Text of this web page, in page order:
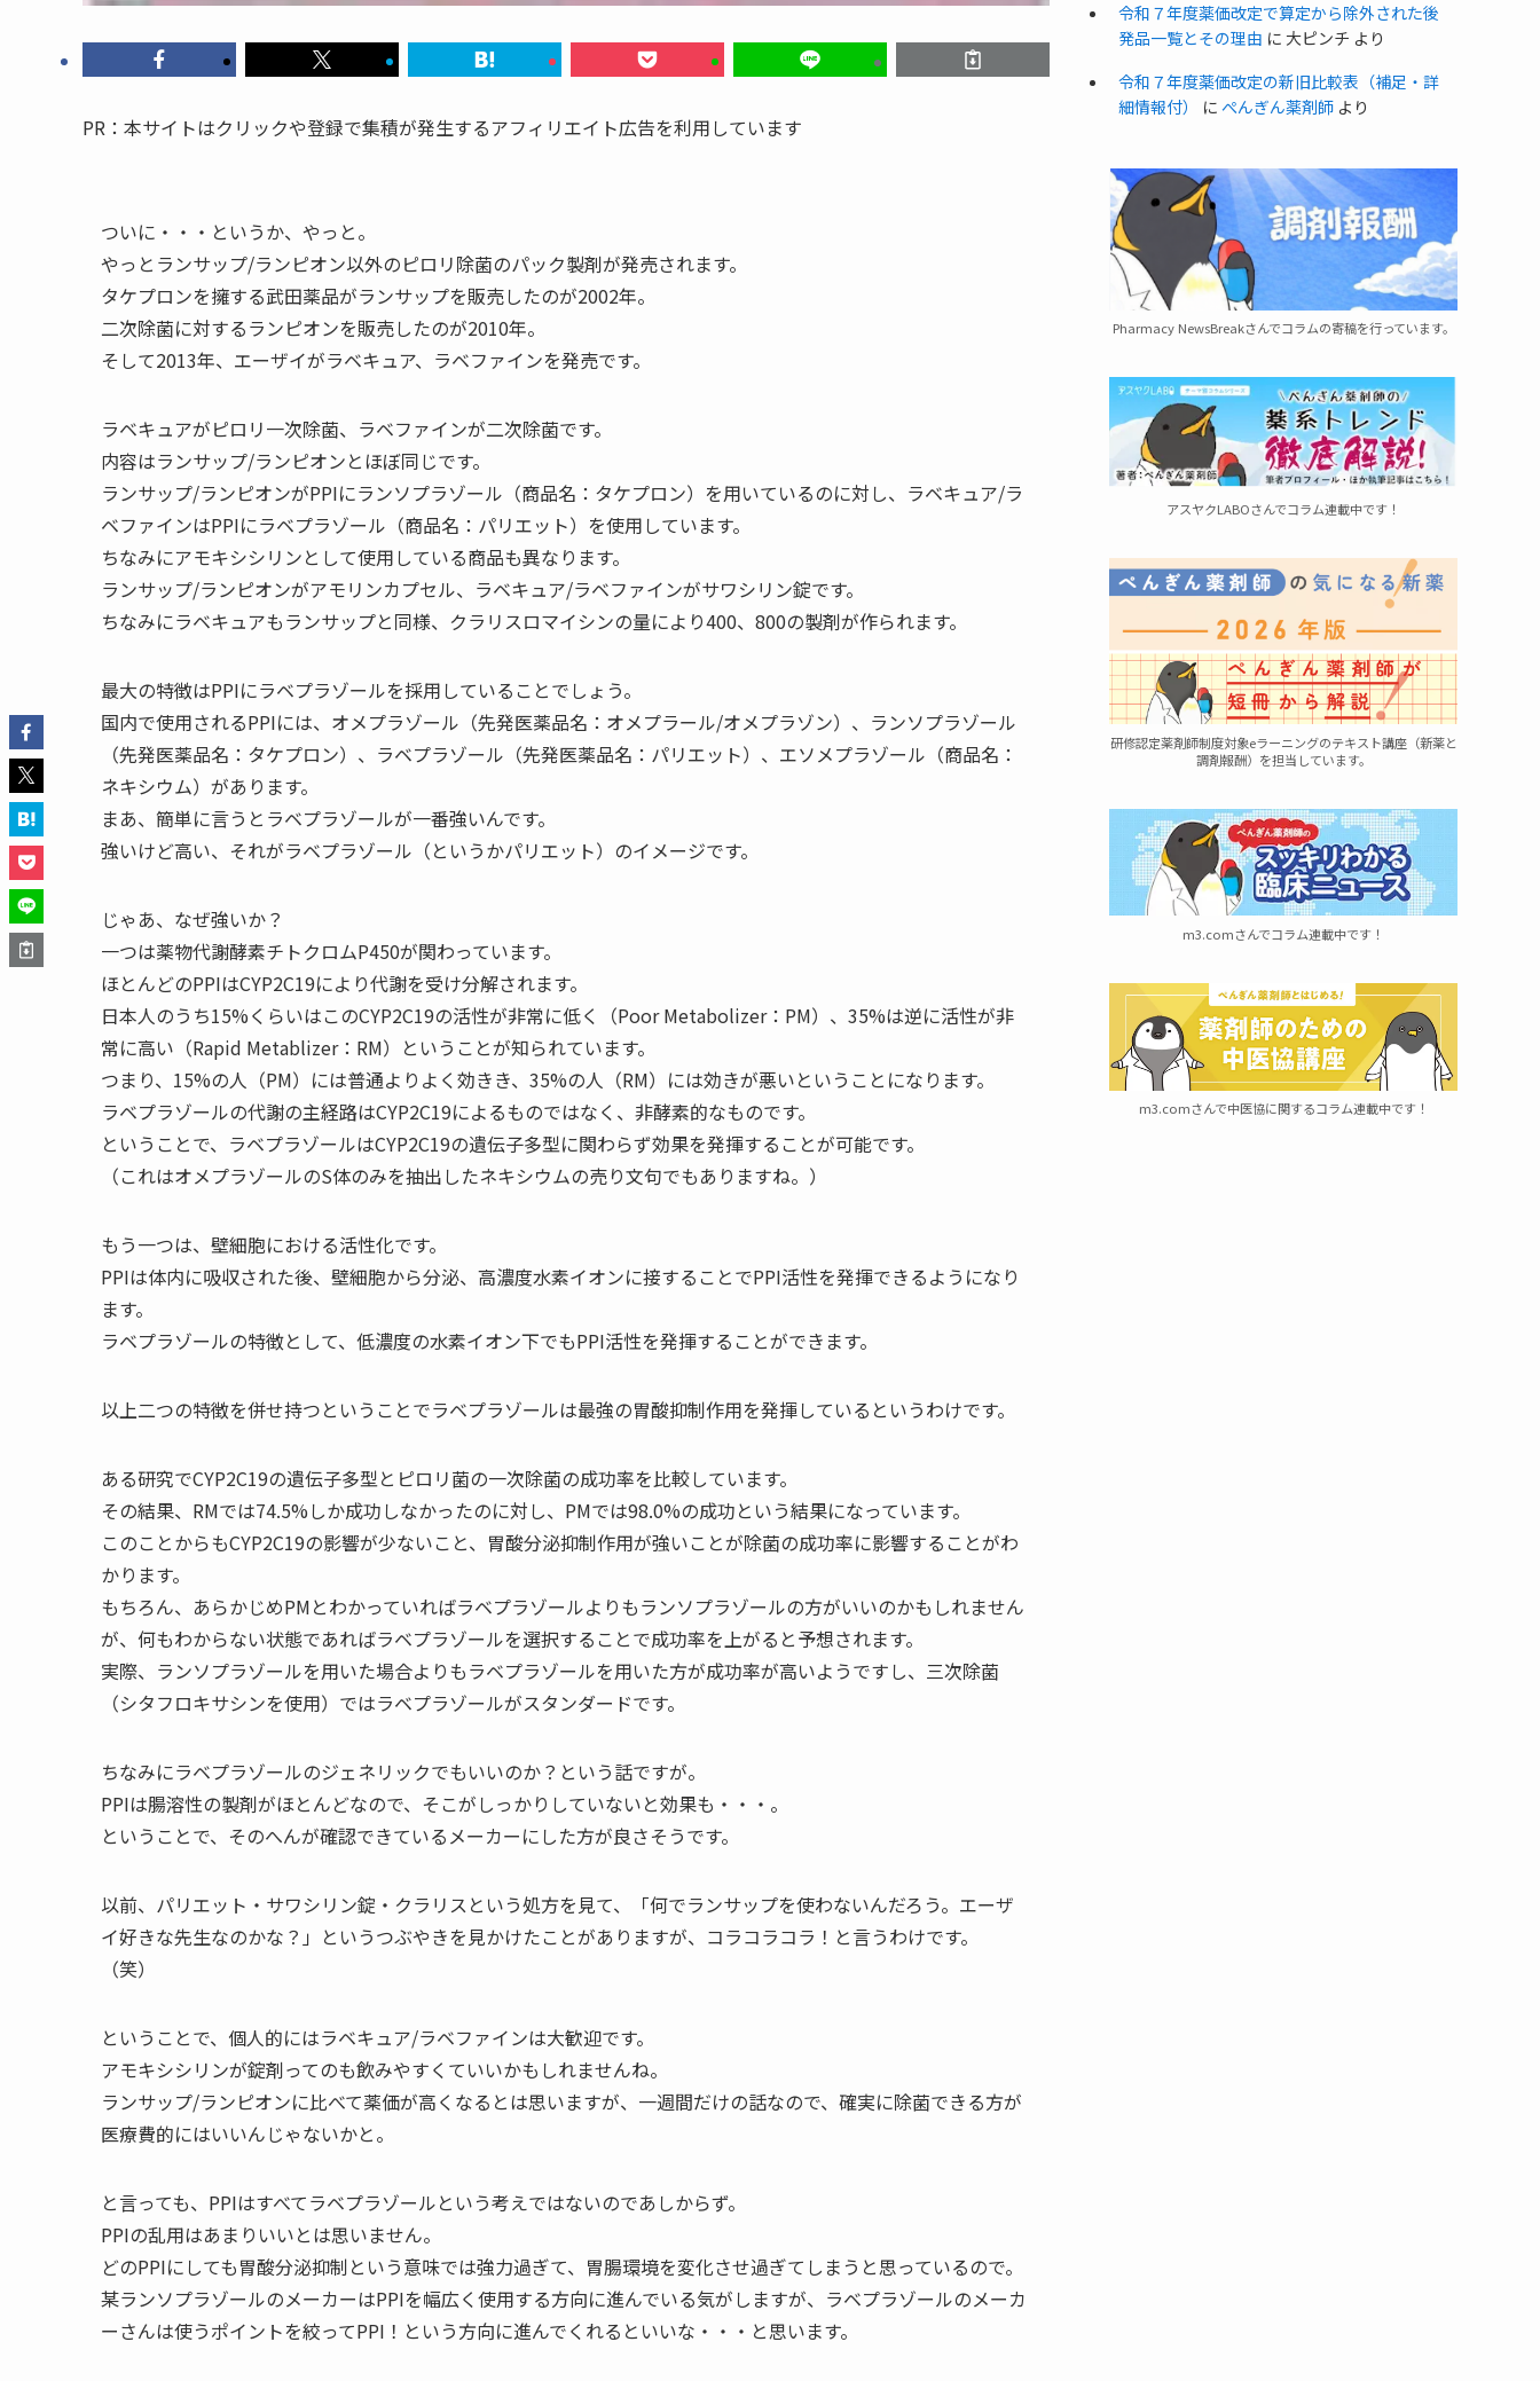
PR：本サイトはクリックや登録で集積が発生するアフィリエイト広告を利用しています
ついに・・・というか、やっと。
やっとランサップ/ランピオン以外のピロリ除菌のパック製剤が発売されます。
タケプロンを擁する武田薬品がランサップを販売したのが2002年。
二次除菌に対するランピオンを販売したのが2010年。
そして2013年、エーザイがラベキュア、ラベファインを発売です。
ラベキュアがピロリ一次除菌、ラベファインが二次除菌です。
内容はランサップ/ランピオンとほぼ同じです。
ランサップ/ランピオンがPPIにランソプラゾール（商品名：タケプロン）を用いているのに対し、ラベキュア/ラ
ベファインはPPIにラベプラゾール（商品名：パリエット）を使用しています。
ちなみにアモキシシリンとして使用している商品も異なります。
ランサップ/ランピオンがアモリンカプセル、ラベキュア/ラベファインがサワシリン錠です。
ちなみにラベキュアもランサップと同様、クラリスロマイシンの量により400、800の製剤が作られます。
最大の特徴はPPIにラベプラゾールを採用していることでしょう。
国内で使用されるPPIには、オメプラゾール（先発医薬品名：オメプラール/オメプラゾン）、ランソプラゾール
（先発医薬品名：タケプロン）、ラベプラゾール（先発医薬品名：パリエット）、エソメプラゾール（商品名：
ネキシウム）があります。
まあ、簡単に言うとラベプラゾールが一番強いんです。
強いけど高い、それがラベプラゾール（というかパリエット）のイメージです。
じゃあ、なぜ強いか？
一つは薬物代謝酵素チトクロムP450が関わっています。
ほとんどのPPIはCYP2C19により代謝を受け分解されます。
日本人のうち15%くらいはこのCYP2C19の活性が非常に低く（Poor Metabolizer：PM）、35%は逆に活性が非
常に高い（Rapid Metablizer：RM）ということが知られています。
つまり、15%の人（PM）には普通よりよく効きき、35%の人（RM）には効きが悪いということになります。
ラベプラゾールの代謝の主経路はCYP2C19によるものではなく、非酵素的なものです。
ということで、ラベプラゾールはCYP2C19の遺伝子多型に関わらず効果を発揮することが可能です。
（これはオメプラゾールのS体のみを抽出したネキシウムの売り文句でもありますね。）
もう一つは、壁細胞における活性化です。
PPIは体内に吸収された後、壁細胞から分泌、高濃度水素イオンに接することでPPI活性を発揮できるようになり
ます。
ラベプラゾールの特徴として、低濃度の水素イオン下でもPPI活性を発揮することができます。
以上二つの特徴を併せ持つということでラベプラゾールは最強の胃酸抑制作用を発揮しているというわけです。
ある研究でCYP2C19の遺伝子多型とピロリ菌の一次除菌の成功率を比較しています。
その結果、RMでは74.5%しか成功しなかったのに対し、PMでは98.0%の成功という結果になっています。
このことからもCYP2C19の影響が少ないこと、胃酸分泌抑制作用が強いことが除菌の成功率に影響することがわ
かります。
もちろん、あらかじめPMとわかっていればラベプラゾールよりもランソプラゾールの方がいいのかもしれません
が、何もわからない状態であればラベプラゾールを選択することで成功率を上がると予想されます。
実際、ランソプラゾールを用いた場合よりもラベプラゾールを用いた方が成功率が高いようですし、三次除菌
（シタフロキサシンを使用）ではラベプラゾールがスタンダードです。
ちなみにラベプラゾールのジェネリックでもいいのか？という話ですが。
PPIは腸溶性の製剤がほとんどなので、そこがしっかりしていないと効果も・・・。
ということで、そのへんが確認できているメーカーにした方が良さそうです。
以前、パリエット・サワシリン錠・クラリスという処方を見て、「何でランサップを使わないんだろう。エーザ
イ好きな先生なのかな？」というつぶやきを見かけたことがありますが、コラコラコラ！と言うわけです。
（笑）
ということで、個人的にはラベキュア/ラベファインは大歓迎です。
アモキシシリンが錠剤ってのも飲みやすくていいかもしれませんね。
ランサップ/ランピオンに比べて薬価が高くなるとは思いますが、一週間だけの話なので、確実に除菌できる方が
医療費的にはいいんじゃないかと。
と言っても、PPIはすべてラベプラゾールという考えではないのであしからず。
PPIの乱用はあまりいいとは思いません。
どのPPIにしても胃酸分泌抑制という意味では強力過ぎて、胃腸環境を変化させ過ぎてしまうと思っているので。
某ランソプラゾールのメーカーはPPIを幅広く使用する方向に進んでいる気がしますが、ラベプラゾールのメーカ
ーさんは使うポイントを絞ってPPI！という方向に進んでくれるといいな・・・と思います。
令和７年度薬価改定で算定から除外された後
発品一覧とその理由 に 大ピンチ より
令和７年度薬価改定の新旧比較表（補足・詳
細情報付）
に ぺんぎん薬剤師 より
Pharmacy NewsBreakさんでコラムの寄稿を行っています。
アスヤクLABOさんでコラム連載中です！
研修認定薬剤師制度対象eラーニングのテキスト講座（新薬と
調剤報酬）を担当しています。
m3.comさんでコラム連載中です！
m3.comさんで中医協に関するコラム連載中です！